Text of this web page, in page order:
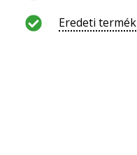
Eredeti termék